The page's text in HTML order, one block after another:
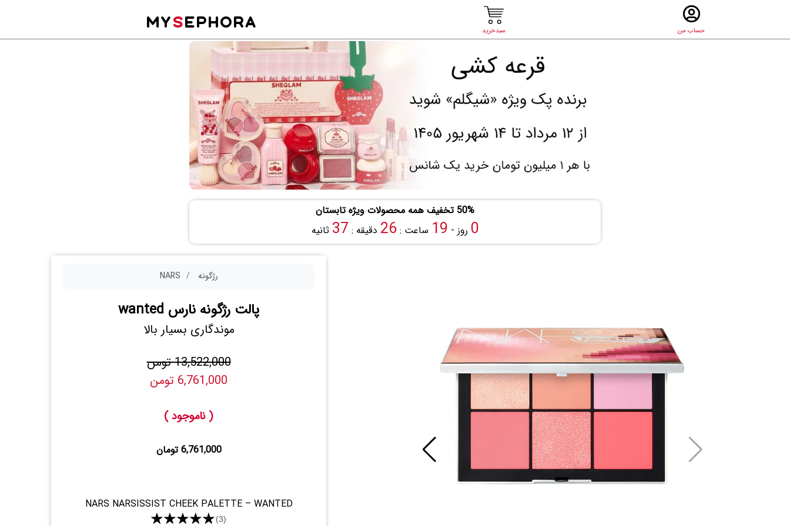
حساب من سبدخرید
MYSEPHORA
50% تخفیف همه محصولات ویژه تابستان
0 روز - 19 ساعت :26 دقیقه : 36 ثانیه
رژگونه NARS
پالت رژگونه نارس wanted
موندگاری بسیار بالا
13,522,000 تومن
6,761,000 تومن
( ناموجود )
6,761,000 تومان
NARS NARSISSIST CHEEK PALETTE – WANTED
★★★★★(3)